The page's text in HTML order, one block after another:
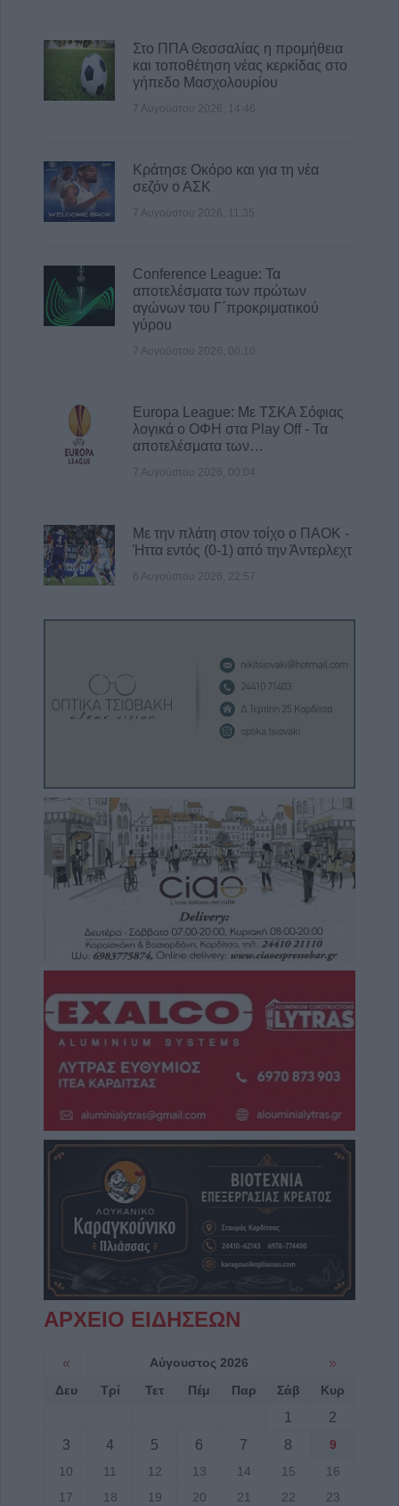
Στο ΠΠΑ Θεσσαλίας η προμήθεια
και τοποθέτηση νέας κερκίδας στο
γήπεδο Μασχολουρίου
7 Αυγούστου 2026, 14:46
Κράτησε Οκόρο και για τη νέα
σεζόν ο ΑΣΚ
7 Αυγούστου 2026, 11:35
Conference League: Τα
αποτελέσματα των πρώτων
αγώνων του Γ΄προκριματικού
γύρου
7 Αυγούστου 2026, 00:10
Europa League: Με ΤΣΚΑ Σόφιας
λογικά ο ΟΦΗ στα Play Off - Τα
αποτελέσματα των…
7 Αυγούστου 2026, 00:04
Με την πλάτη στον τοίχο ο ΠΑΟΚ -
Ήττα εντός (0-1) από την Άντερλεχτ
6 Αυγούστου 2026, 22:57
ΑΡΧΕΙΟ ΕΙΔΗΣΕΩΝ
« Αύγουστος 2026 »
Δευ Τρί Τετ Πέμ Παρ Σάβ Κυρ
1
2
3
4 5 6 7 8
9
10
11 12 13 14 15
16
17
18 19 20 21 22
23